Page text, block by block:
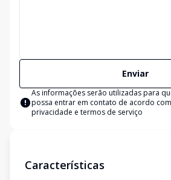
Enviar
As informações serão utilizadas para
possa entrar em contato de acordo
privacidade e termos de serviço
Características